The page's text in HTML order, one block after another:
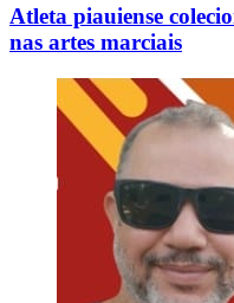
Atleta piauiense
nas artes marciais